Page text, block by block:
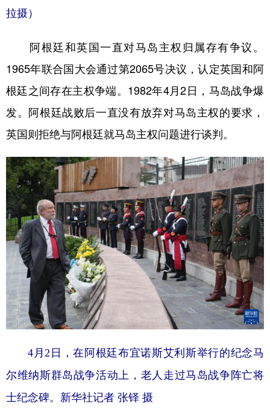
拉摄）
阿根廷和英国一直对马岛主权归属存有争议。
1965年联合国大会通过第2065号决议，认定英国和阿
根廷之间存在主权争端。1982年4月2日，马岛战争爆
发。阿根廷战败后一直没有放弃对马岛主权的要求，
英国则拒绝与阿根廷就马岛主权问题进行谈判。
4月2日，在阿根廷布宜诺斯艾利斯举行的纪念马
尔维纳斯群岛战争活动上，老人走过马岛战争阵亡将
士纪念碑。新华社记者 张铎 摄